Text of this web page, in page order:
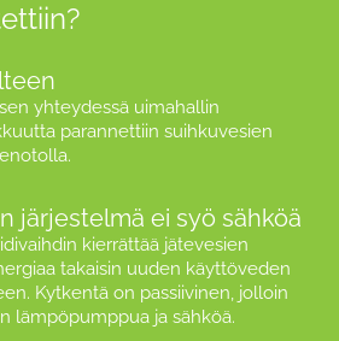
yhteydessä uimahallin
parannettiin suihkuvesien
järjestelmä ei syö sähköä
kierrättää jätevesien
takaisin uuden käyttöveden
Kytkentä on passiivinen, jolloin
lämpöpumppua ja sähköä.